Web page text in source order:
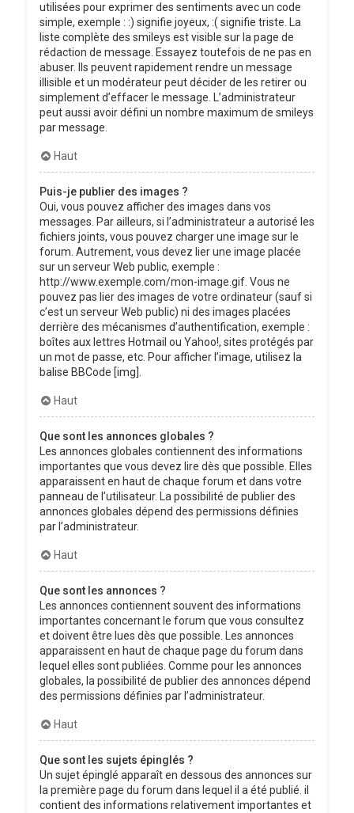
utilisées pour exprimer des sentiments avec un code
simple, exemple : :) signifie joyeux, :( signifie triste. La
liste complète des smileys est visible sur la page de
rédaction de message. Essayez toutefois de ne pas en
abuser. Ils peuvent rapidement rendre un message
illisible et un modérateur peut décider de les retirer ou
simplement d’effacer le message. L’administrateur
peut aussi avoir défini un nombre maximum de smileys
par message.
Haut
Puis-je publier des images ?
Oui, vous pouvez afficher des images dans vos
messages. Par ailleurs, si l’administrateur a autorisé les
fichiers joints, vous pouvez charger une image sur le
forum. Autrement, vous devez lier une image placée
sur un serveur Web public, exemple :
http://www.exemple.com/mon-image.gif. Vous ne
pouvez pas lier des images de votre ordinateur (sauf si
c’est un serveur Web public) ni des images placées
derrière des mécanismes d’authentification, exemple :
boîtes aux lettres Hotmail ou Yahoo!, sites protégés par
un mot de passe, etc. Pour afficher l’image, utilisez la
balise BBCode [img].
Haut
Que sont les annonces globales ?
Les annonces globales contiennent des informations
importantes que vous devez lire dès que possible. Elles
apparaissent en haut de chaque forum et dans votre
panneau de l’utilisateur. La possibilité de publier des
annonces globales dépend des permissions définies
par l’administrateur.
Haut
Que sont les annonces ?
Les annonces contiennent souvent des informations
importantes concernant le forum que vous consultez
et doivent être lues dès que possible. Les annonces
apparaissent en haut de chaque page du forum dans
lequel elles sont publiées. Comme pour les annonces
globales, la possibilité de publier des annonces dépend
des permissions définies par l’administrateur.
Haut
Que sont les sujets épinglés ?
Un sujet épinglé apparaît en dessous des annonces sur
la première page du forum dans lequel il a été publié. il
contient des informations relativement importantes et